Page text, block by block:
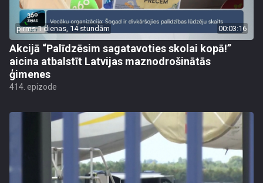
pirms 1 dienas, 14 stundām 00:03:16
Akcijā “Palīdzēsim sagatavoties skolai kopā!”
aicina atbalstīt Latvijas maznodrošinātās
ģimenes
414. epizode